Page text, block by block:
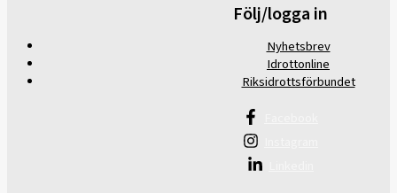
Följ/logga in
Nyhetsbrev
Idrottonline
Riksidrottsförbundet